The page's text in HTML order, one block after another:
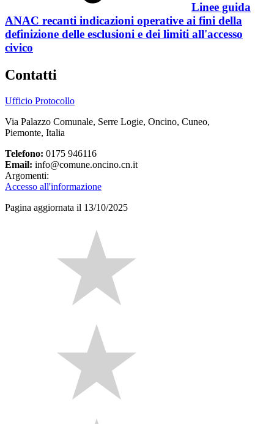
Linee guida
ANAC recanti indicazioni operative ai fini della
definizione delle esclusioni e dei limiti all'accesso
civico
Contatti
Ufficio Protocollo
Via Palazzo Comunale, Serre Logie, Oncino, Cuneo,
Piemonte, Italia
Telefono: 0175 946116
Email: info@comune.oncino.cn.it
Argomenti:
Accesso all'informazione
Pagina aggiornata il 13/10/2025